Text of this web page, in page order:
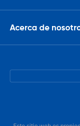
Acerca de